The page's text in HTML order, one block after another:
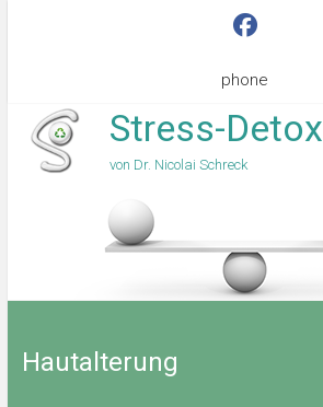
phone
Stress-Detox
von Dr. Nicolai Schreck
Hautalterung